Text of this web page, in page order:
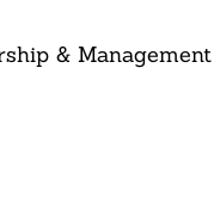
& Management